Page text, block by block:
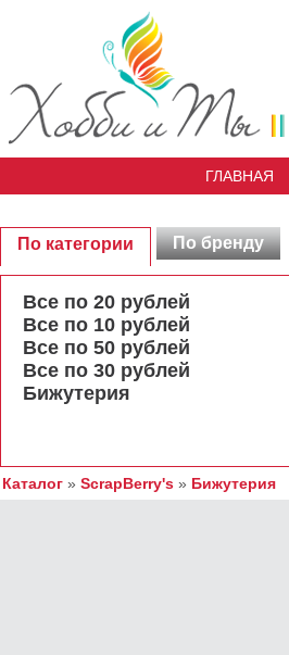
ГЛАВНАЯ
По категории По бренду
Все по 20 рублей
Все по 10 рублей
Все по 50 рублей
Все по 30 рублей
Бижутерия
Каталог » ScrapBerry's » Бижутерия